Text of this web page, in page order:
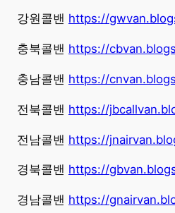
강원콜밴 https://
충북콜밴 https://
충남콜밴 https://
전북콜밴 https://
전남콜밴 https://
경북콜밴 https://
경남콜밴 https://